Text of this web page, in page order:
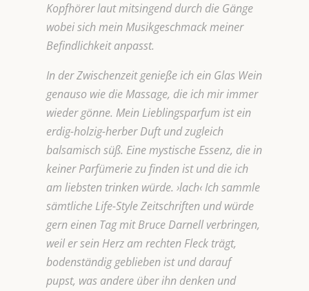
Kopfhörer laut mitsingend durch die Gänge
wobei sich mein Musikgeschmack meiner
Befindlichkeit anpasst.
In der Zwischenzeit genieße ich ein Glas Wein
genauso wie die Massage, die ich mir immer
wieder gönne. Mein Lieblingsparfum ist ein
erdig-holzig-herber Duft und zugleich
balsamisch süß. Eine mystische Essenz, die in
keiner Parfümerie zu finden ist und die ich
am liebsten trinken würde. ›lach‹ Ich sammle
sämtliche Life-Style Zeitschriften und würde
gern einen Tag mit Bruce Darnell verbringen,
weil er sein Herz am rechten Fleck trägt,
bodenständig geblieben ist und darauf
pupst, was andere über ihn denken und